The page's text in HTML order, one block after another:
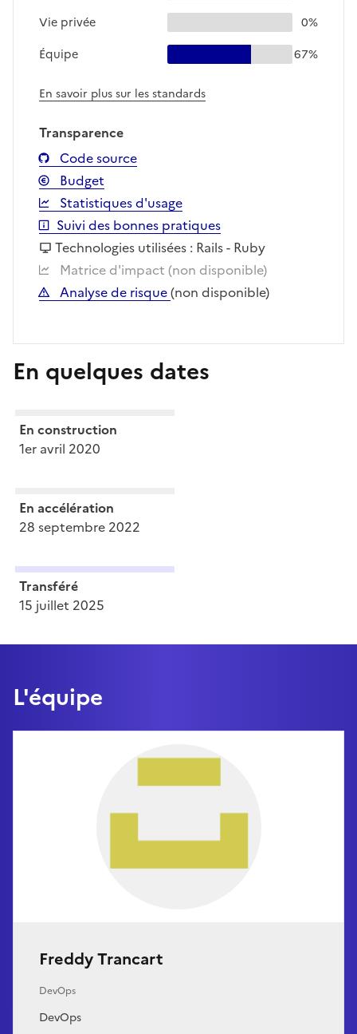
Vie privée
0%
Équipe
67%
En savoir plus sur les standards
Transparence
Code source
Budget
Statistiques d'usage
Suivi des bonnes pratiques
Technologies utilisées : Rails - Ruby
Matrice d'impact (non disponible)
Analyse de risque(non disponible)
En quelques dates
En construction
1er avril 2020
En accélération
28 septembre 2022
Transféré
15 juillet 2025
L'équipe
Freddy Trancart
DevOps
DevOps